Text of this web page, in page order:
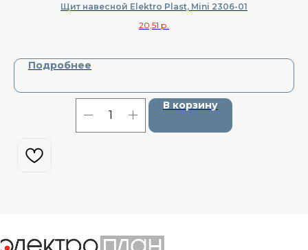
Щит навесной Elektro Plast, Mini 2306-01
20,51 р.
Подробнее
В корзину